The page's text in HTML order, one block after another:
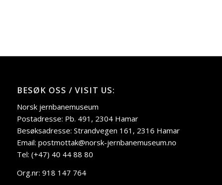
BESØK OSS / VISIT US:
Norsk jernbanemuseum
Postadresse: Pb. 491, 2304 Hamar
Besøksadresse: Strandvegen 161, 2316 Hamar
Email: postmottak@norsk-jernbanemuseum.no
Tel: (+47) 40 44 88 80
Org.nr: 918 147 764